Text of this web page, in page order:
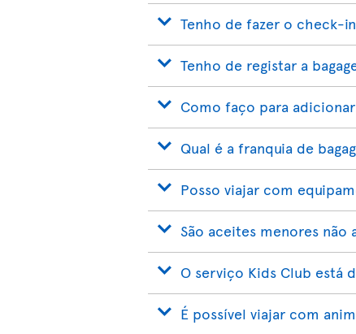
Tenho de fazer o check-
Tenho de registar a
Como faço para
Qual é a franquia de
Posso viajar com
São aceites menores não
O serviço Kids Club está
É possível viajar com